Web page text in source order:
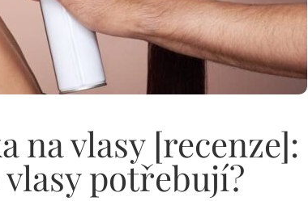
na vlasy [recenze]:
potřebují?